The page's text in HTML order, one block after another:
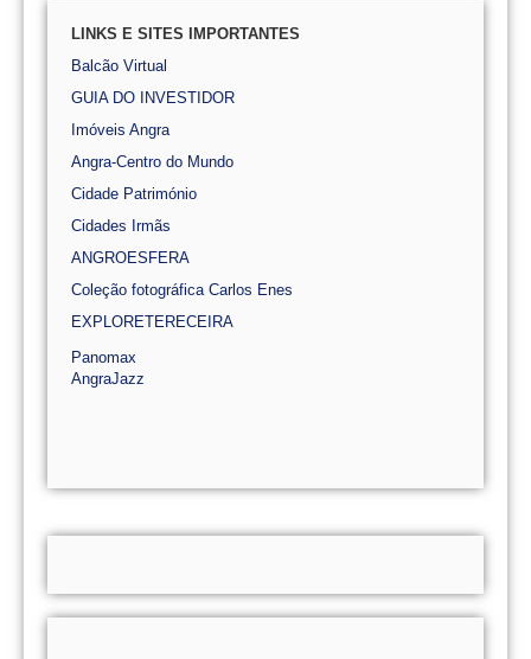
LINKS E SITES IMPORTANTES
Balcão Virtual
GUIA DO INVESTIDOR
Imóveis Angra
Angra-Centro do Mundo
Cidade Património
Cidades Irmãs
ANGROESFERA
Coleção fotográfica Carlos Enes
EXPLORETERECEIRA
Panomax
AngraJazz